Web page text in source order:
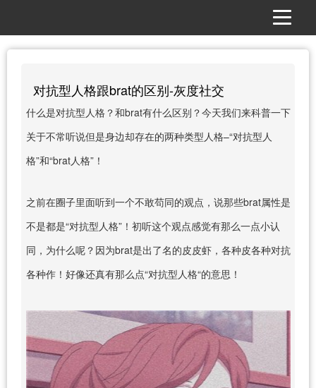
对抗型人格跟brat的区别-灰度社交
什么是对抗型人格？和brat有什么区别？今天我们来科普一下
关于不常听说但是身边却存在的两种类型人格–“对抗型人
格”和“brat人格”！
之前在圈子里面听到一个不敢苟同的观点，说那些brat属性是
不是都是“对抗型人格”！初听这个观点感觉有那么一点小认
同，为什么呢？因为brat是出了名的皮皮虾，各种皮各种对抗
各种作！好像还真有那么点“对抗型人格“的意思！